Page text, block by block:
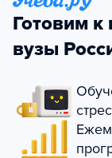
Готовим
вузы